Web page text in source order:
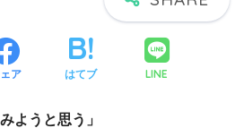
ア はてブ LINE
ようと思う」